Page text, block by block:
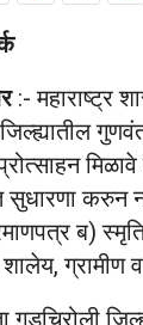
:- महाराष्ट्र
सुधारणा करुन
ब)
ग्रामीण
गडचिरोली